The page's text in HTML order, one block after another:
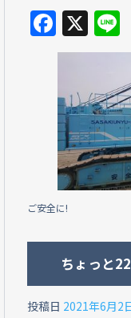
F
a
e
b
o
o
k
X Li
ご安全に!
ちょっと
投稿日 2021年6月2